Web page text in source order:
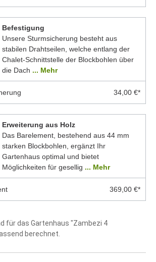
Befestigung
Unsere Sturmsicherung besteht aus
stabilen Drahtseilen, welche entlang der
Chalet-Schnittstelle der Blockbohlen über
die Dach ... Mehr
34,00 €*
Erweiterung aus Holz
Das Barelement, bestehend aus 44 mm
starken Blockbohlen, ergänzt Ihr
Gartenhaus optimal und bietet
Möglichkeiten für gesellig ... Mehr
369,00 €*
für das Gartenhaus "Zambezi 4
berechnet.